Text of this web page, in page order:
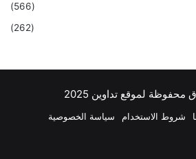
(566)
(262)
لموقع تداوين 2025
شروط الاستخدام سياسة الخصوصية